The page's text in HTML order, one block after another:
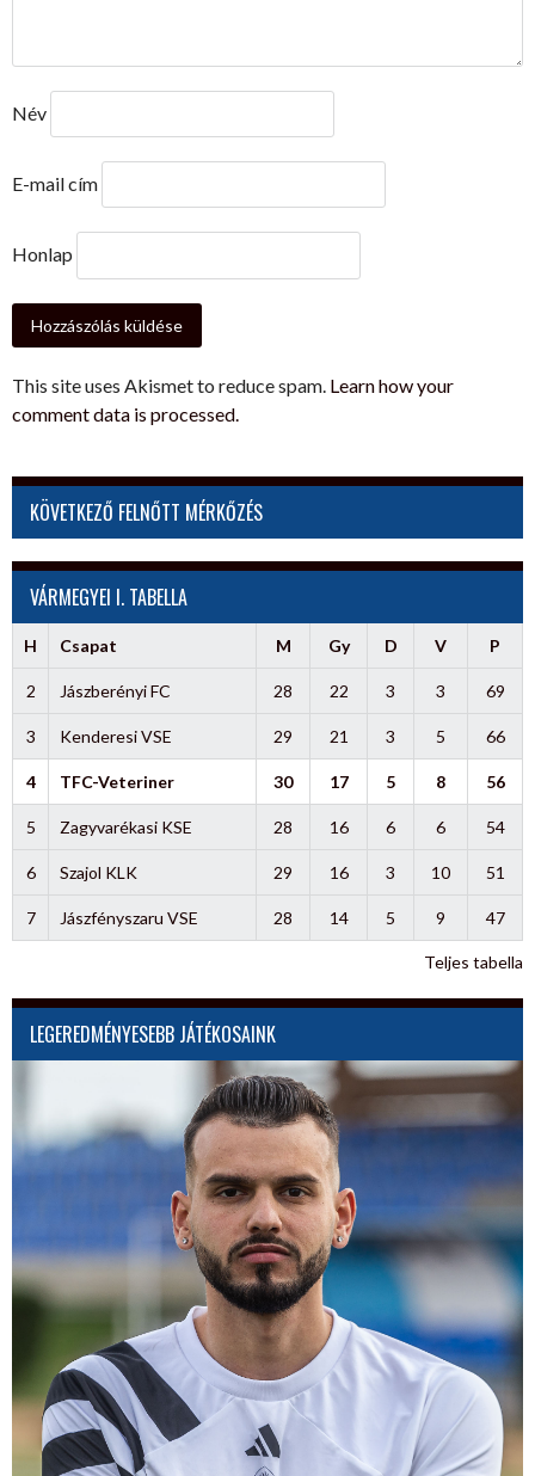
Név
E-mail cím
Honlap
This site uses Akismet to reduce spam. Learn how your
comment data is processed.
KÖVETKEZŐ FELNŐTT MÉRKŐZÉS
VÁRMEGYEI I. TABELLA
H Csapat M Gy D V P
2 Jászberényi FC 28 22 3 3 69
3 Kenderesi VSE 29 21 3 5 66
4 TFC-Veteriner 30 17 5 8 56
5 Zagyvarékasi KSE 28 16 6 6 54
6 Szajol KLK 29 16 3 10 51
7 Jászfényszaru VSE 28 14 5 9 47
Teljes tabella
LEGEREDMÉNYESEBB JÁTÉKOSAINK